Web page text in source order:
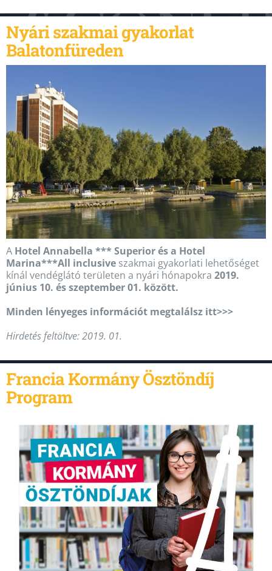
Nyári szakmai gyakorlat
Balatonfüreden
A Hotel Annabella *** Superior és a Hotel
Marina***All inclusive szakmai gyakorlati lehetőséget
kínál vendéglátó területen a nyári hónapokra 2019.
június 10. és szeptember 01. között.
Minden lényeges információt megtalálsz itt>>>
Hirdetés feltöltve: 2019. 01.
Francia Kormány Ösztöndíj
Program